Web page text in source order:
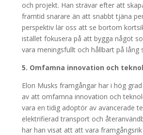
och projekt. Han strävar efter att
framtid snarare än att snabbt tjäna
perspektiv lär oss att se bortom
istället fokusera på att bygga något
vara meningsfullt och hållbart på lång
5. Omfamna innovation och
Elon Musks framgångar har i hög
av att omfamna innovation och
vara en tidig adoptör av avancerade
elektrifierad transport och
har han visat att att vara